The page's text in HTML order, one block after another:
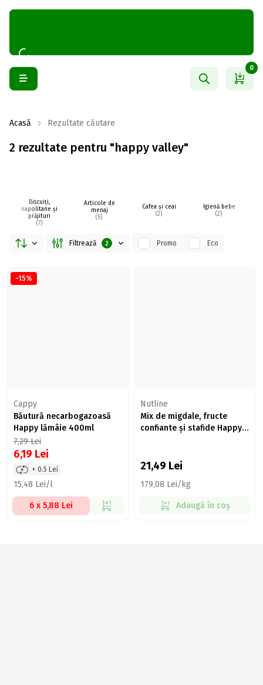
0
Acasă Rezultate căutare
2 rezultate pentru "happy valley"
Biscuiți,
napolitane și
prăjituri
(7)
Articole de
menaj
(5)
Cafea și ceai
(2)
Igienă bebe
(2)
Filtrează 2 Promo Eco
-15%
Cappy
Băutură necarbogazoasă
Happy lămâie 400ml
7,29Lei
6,19 Lei
+ 0.5 Lei
15,48 Lei/l
6 x 5,88 Lei
Nutline
Mix de migdale, fructe
confiante și stafide Happy
21,49 Lei
179,08 Lei/kg
Adaugă în coș